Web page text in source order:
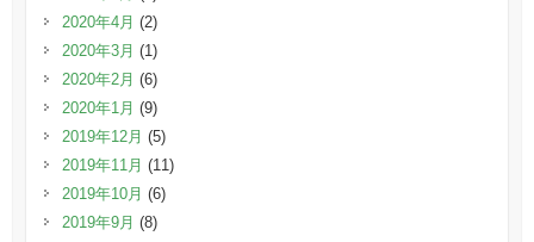
2020年4月 (2)
2020年3月 (1)
2020年2月 (6)
2020年1月 (9)
2019年12月 (5)
2019年11月 (11)
2019年10月 (6)
2019年9月 (8)